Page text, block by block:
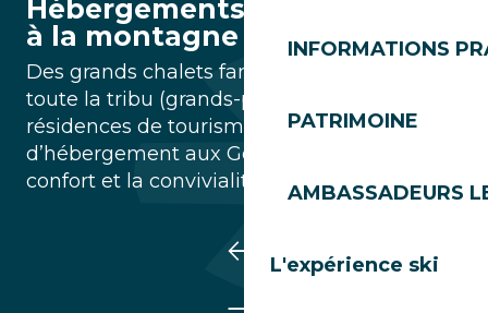
INFORMATIONS
PATRIMOINE
AMBASSADEURS
L'expérience ski
Hébergements : Votre cocon
à la montagne
Des grands chalets familiaux pour réunir
toute la tribu (grands-parents inclus !) aux
résidences de tourisme avec piscine, l’offre
d’hébergement aux Gets privilégie le
confort et la convivialité.